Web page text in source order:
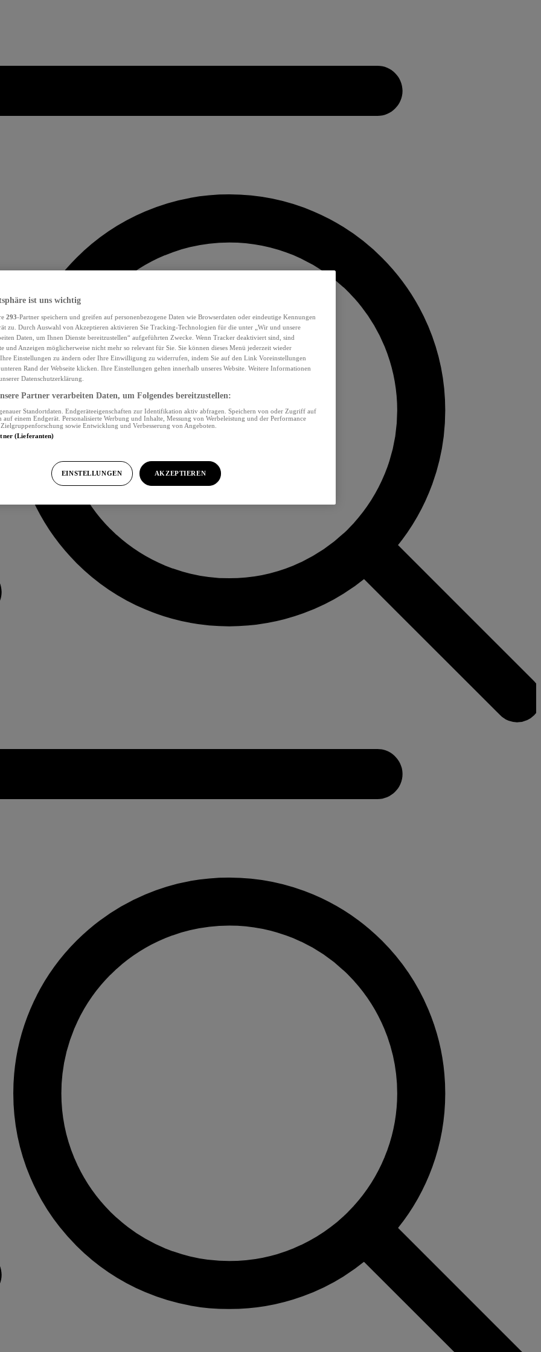
ist uns wichtig
293-Partner speichern und greifen auf personenbezogene Daten wie Browserdaten oder eindeutige Kennungen
zu. Durch Auswahl von Akzeptieren aktivieren Sie Tracking-Technologien für die unter „Wir und unsere
Daten, um Ihnen Dienste bereitzustellen“ aufgeführten Zwecke. Wenn Tracker deaktiviert sind, sind
und Anzeigen möglicherweise nicht mehr so relevant für Sie. Sie können dieses Menü jederzeit wieder
Einstellungen zu ändern oder Ihre Einwilligung zu widerrufen, indem Sie auf den Link Voreinstellungen
Rand der Webseite klicken. Ihre Einstellungen gelten innerhalb unseres Website. Weitere Informationen
Datenschutzerklärung.
Partner verarbeiten Daten, um Folgendes bereitzustellen:
Standortdaten. Endgeräteeigenschaften zur Identifikation aktiv abfragen. Speichern von oder Zugriff auf
einem Endgerät. Personalisierte Werbung und Inhalte, Messung von Werbeleistung und der Performance
sowie Entwicklung und Verbesserung von Angeboten.
(Lieferanten)
EINSTELLUNGEN AKZEPTIEREN